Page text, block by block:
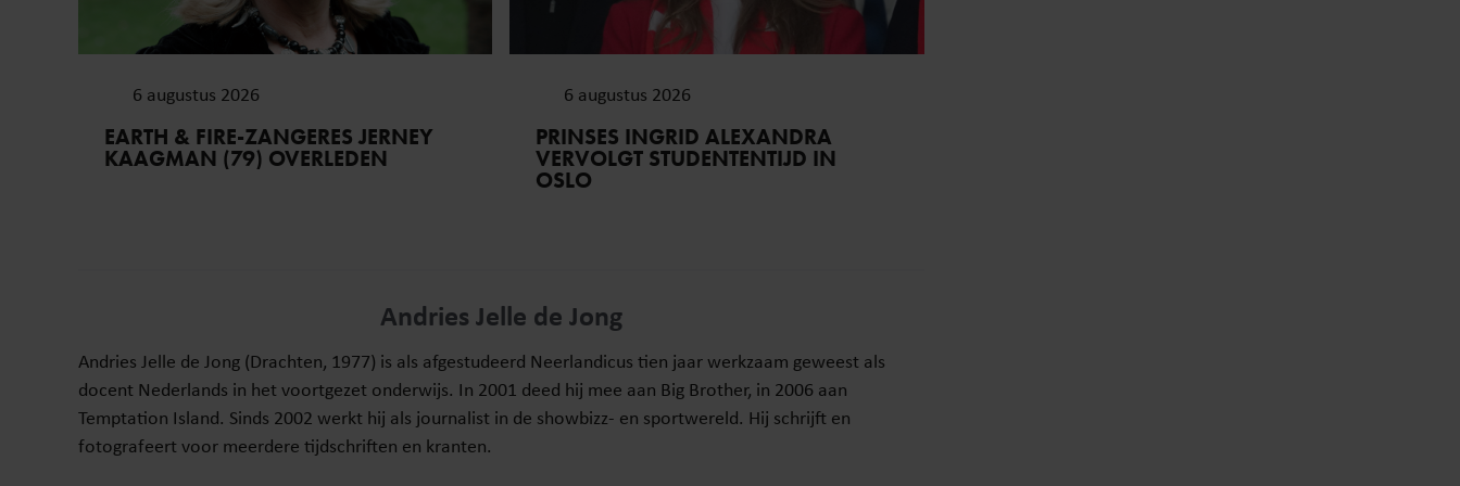
6 augustus 2026
EARTH & FIRE-ZANGERES JERNEY
KAAGMAN (79) OVERLEDEN
6 augustus 2026
PRINSES INGRID ALEXANDRA
VERVOLGT STUDENTENTIJD IN
OSLO
Andries Jelle de Jong
Andries Jelle de Jong (Drachten, 1977) is als afgestudeerd Neerlandicus tien jaar werkzaam geweest als
docent Nederlands in het voortgezet onderwijs. In 2001 deed hij mee aan Big Brother, in 2006 aan
Temptation Island. Sinds 2002 werkt hij als journalist in de showbizz- en sportwereld. Hij schrijft en
fotografeert voor meerdere tijdschriften en kranten.